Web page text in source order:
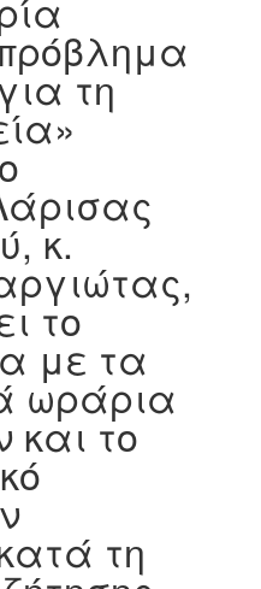
τη
κ.
το
με τα
ωράρια
και το
τη